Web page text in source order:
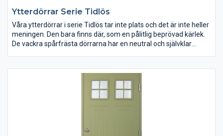
Ytterdörrar Serie Tidlös
Våra ytterdörrar i serie Tidlös tar inte plats och det är inte heller
meningen. Den bara finns där, som en pålitlig beprövad kärlek.
De vackra spårfrästa dörrarna har en neutral och självklar